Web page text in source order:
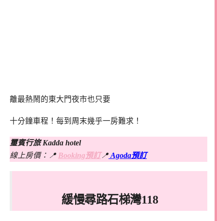
離最熱鬧的東大門夜市也只要
十分鐘車程！每到周末幾乎一房難求！
璽賓行旅 Kadda hotel
線上房價：📍 Booking預訂📍Agoda預訂
緩慢尋路石梯灣118